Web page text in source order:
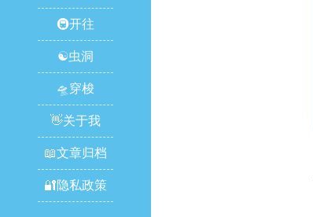
🚇开往
☯️虫洞
🛸穿梭
👋关于我
📖文章归档
🔐隐私政策